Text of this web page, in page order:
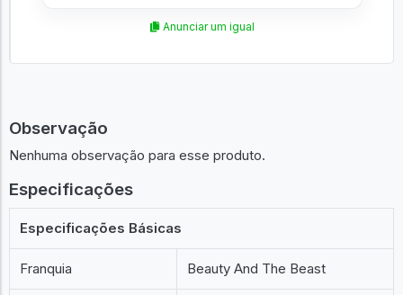
Anunciar um igual
Observação
Nenhuma observação para esse produto.
Especificações
Especificações Básicas
Franquia Beauty And The Beast